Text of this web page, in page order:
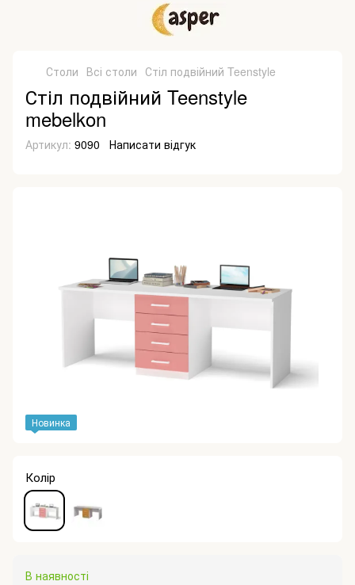
Столи Всі столи Стіл подвійний Teenstyle
Стіл подвійний Teenstyle
mebelkon
Артикул: 9090 Написати відгук
Новинка
Колір
В наявності